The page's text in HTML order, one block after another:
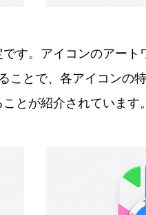
す。アイコンのアート
ことで、各アイコンの
とが紹介されています。